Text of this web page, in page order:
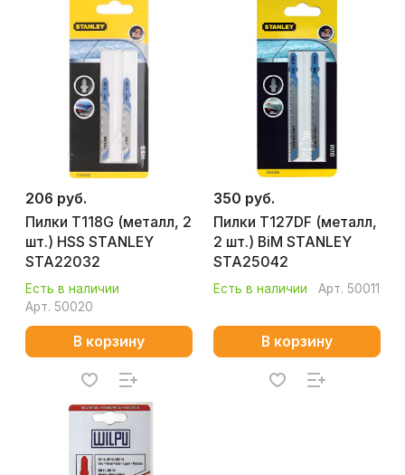
206 руб.
Пилки T118G (металл, 2
шт.) HSS STANLEY
STA22032
Есть в наличии
Арт. 50020
В корзину
350 руб.
Пилки T127DF (металл,
2 шт.) BiM STANLEY
STA25042
Есть в наличии Арт. 50011
В корзину